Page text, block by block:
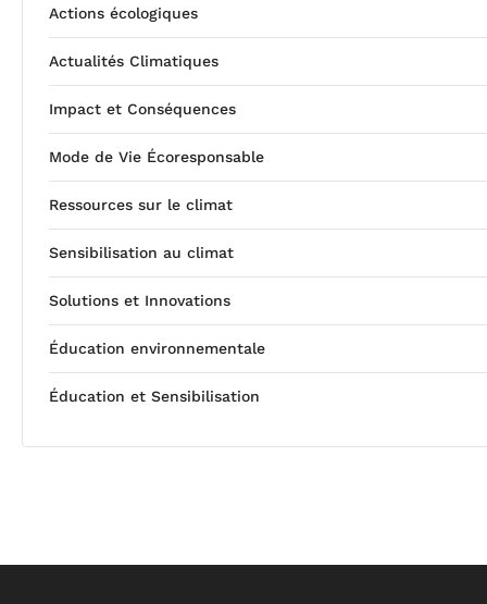
Actions écologiques
Actualités Climatiques
Impact et Conséquences
Mode de Vie Écoresponsable
Ressources sur le climat
Sensibilisation au climat
Solutions et Innovations
Éducation environnementale
Éducation et Sensibilisation